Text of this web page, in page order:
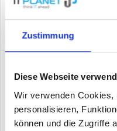
Zustimmung
Diese Webseite
Wir verwenden
personalisieren,
können und die Zugriffe